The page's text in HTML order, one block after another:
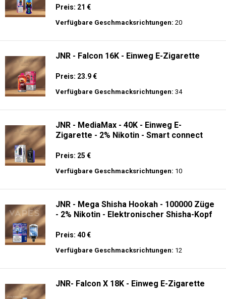
Preis: 21 €
Verfügbare Geschmacksrichtungen: 20
JNR - Falcon 16K - Einweg E-Zigarette
Preis: 23.9 €
Verfügbare Geschmacksrichtungen: 34
JNR - MediaMax - 40K - Einweg E-
Zigarette - 2% Nikotin - Smart connect
Preis: 25 €
Verfügbare Geschmacksrichtungen: 10
JNR - Mega Shisha Hookah - 100000 Züge
- 2% Nikotin - Elektronischer Shisha-Kopf
Preis: 40 €
Verfügbare Geschmacksrichtungen: 12
JNR- Falcon X 18K - Einweg E-Zigarette